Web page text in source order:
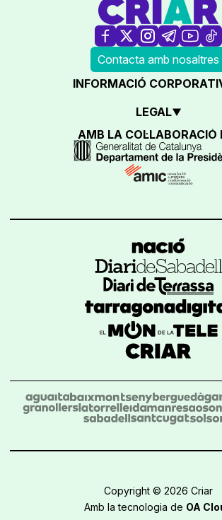
Contacta amb nosaltres
INFORMACIÓ
LEGAL
AMB LA COL·LABORACIÓ
Copyright © 2026 Criar
Amb la tecnologia de OA